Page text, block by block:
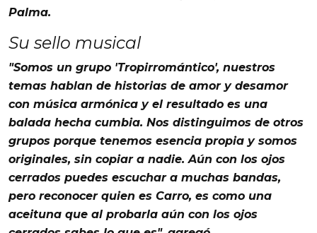
Palma.
Su sello musical
"Somos un grupo 'Tropirromántico', nuestros
temas hablan de historias de amory desamor
con música armónica y el resultado es una
balada hecha cumbia. Nos distinguimos de otros
grupos porque tenemos esencia propia y somos
originales, sin copiar a nadie. Aún con los ojos
cerrados puedes escuchar a muchas bandas,
pero reconocer quien es Carro, es como una
aceituna que al probarla aún con los ojos